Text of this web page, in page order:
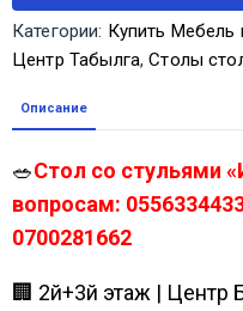
Категории: Купить Мебель
Центр Табылга,Столы
Описание
🥗Стол со стульями
вопросам:
0700281662
🏢 2й+3й этаж | Центр